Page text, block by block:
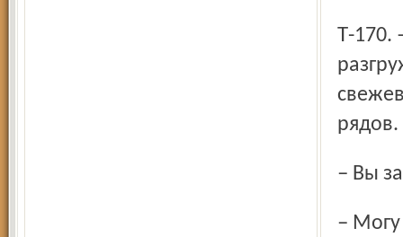
Т-170. – В. П.). С нескольких КамАЗов мужчины
рядов.
– Вы
–